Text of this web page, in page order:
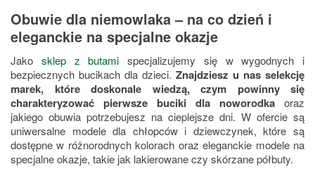
Obuwie dla niemowlaka – na co dzień i
eleganckie na specjalne okazje
Jako sklep z butami specjalizujemy się w wygodnych i
bezpiecznych bucikach dla dzieci. Znajdziesz u nas selekcję
marek, które doskonale wiedzą, czym powinny się
charakteryzować pierwsze buciki dla noworodka oraz
jakiego obuwia potrzebujesz na cieplejsze dni. W ofercie są
uniwersalne modele dla chłopców i dziewczynek, które są
dostępne w różnorodnych kolorach oraz eleganckie modele na
specjalne okazje, takie jak lakierowane czy skórzane półbuty.